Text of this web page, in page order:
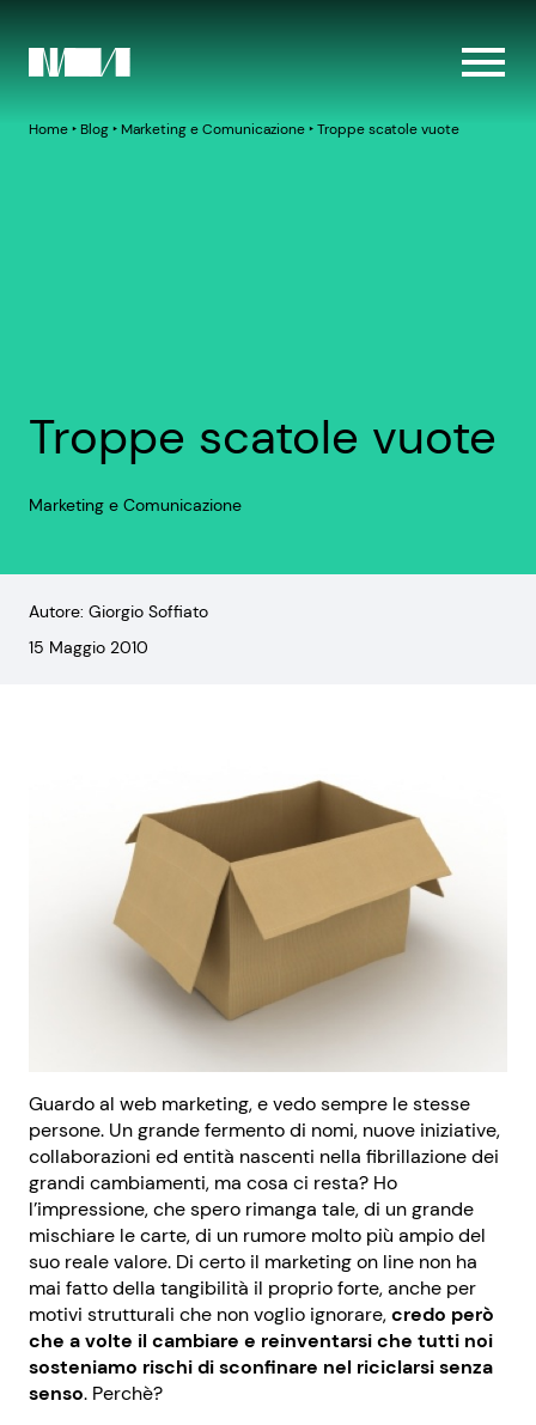
Home‣ Blog‣ Marketing e Comunicazione‣Troppe scatole vuote
Troppe scatole vuote
Marketing e Comunicazione
Autore: Giorgio Soffiato
15 Maggio 2010
Guardo al web marketing, e vedo sempre le stesse
persone. Un grande fermento di nomi, nuove iniziative,
collaborazioni ed entità nascenti nella fibrillazione dei
grandi cambiamenti, ma cosa ci resta? Ho
l’impressione, che spero rimanga tale, di un grande
mischiare le carte, di un rumore molto più ampio del
suo reale valore. Di certo il marketing on line non ha
mai fatto della tangibilità il proprio forte, anche per
motivi strutturali che non voglio ignorare,credo però
che a volte il cambiare e reinventarsi che tutti noi
sosteniamo rischi di sconfinare nel riciclarsi senza
senso. Perchè?